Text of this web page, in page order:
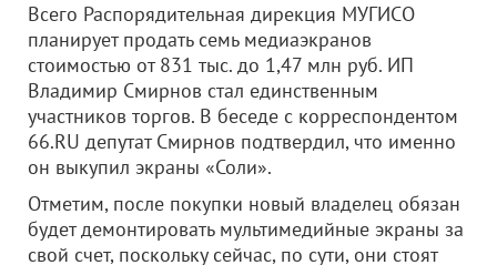
Всего Распорядительная дирекция МУГИСО
планирует продать семь медиаэкранов
стоимостью от 831 тыс. до 1,47 млн руб. ИП
Владимир Смирнов стал единственным
участников торгов. В беседе с корреспондентом
66.RU депутат Смирнов подтвердил, что именно
он выкупил экраны «Соли».
Отметим, после покупки новый владелец обязан
будет демонтировать мультимедийные экраны за
свой счет, поскольку сейчас, по сути, они стоят